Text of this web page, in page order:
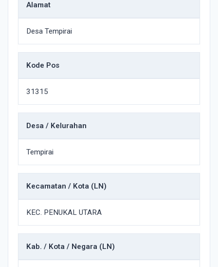
Alamat
Desa Tempirai
Kode Pos
31315
Desa / Kelurahan
Tempirai
Kecamatan / Kota (LN)
KEC. PENUKAL UTARA
Kab. / Kota / Negara (LN)